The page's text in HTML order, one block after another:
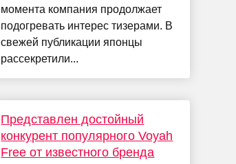
момента компания продолжает
подогревать интерес тизерами. В
свежей публикации японцы
рассекретили...
Представлен достойный
конкурент популярного Voyah
Free от известного бренда